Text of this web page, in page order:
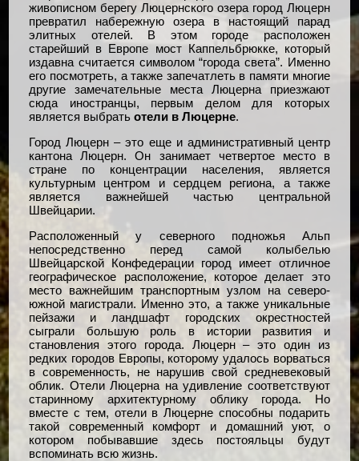
живописном берегу Люцернского озера город Люцерн
превратил набережную озера в настоящий парад
элитных отелей. В этом городе расположен
старейший в Европе мост Каппельбрюкке, который
издавна считается символом “города света”. Именно
его посмотреть, а также запечатлеть в памяти многие
другие замечательные места Люцерна приезжают
сюда иностранцы, первым делом для которых
является выбратьотели в Люцерне.
Город Люцерн – это еще и административный центр
кантона Люцерн. Он занимает четвертое место в
стране по концентрации населения, является
культурным центром и сердцем региона, а также
является важнейшей частью центральной
Швейцарии.
Расположенный у северного подножья Альп
непосредственно перед самой колыбелью
Швейцарской Конфедерации город имеет отличное
географическое расположение, которое делает это
место важнейшим транспортным узлом на северо-
южной магистрали. Именно это, а также уникальные
пейзажи и ландшафт городских окрестностей
сыграли большую роль в истории развития и
становления этого города. Люцерн – это один из
редких городов Европы, которому удалось ворваться
в современность, не нарушив свой средневековый
облик. Отели Люцерна на удивление соответствуют
старинному архитектурному облику города. Но
вместе с тем, отели в Люцерне способны подарить
такой современный комфорт и домашний уют, о
котором побывавшие здесь постояльцы будут
вспоминать всю жизнь.